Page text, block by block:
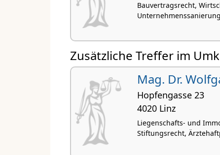
Bauvertragsrecht,
Zusätzliche Treffer im
Mag. Dr.
Hopfengasse 23
4020 Linz
Liegenschafts- und
Stiftungsrecht,